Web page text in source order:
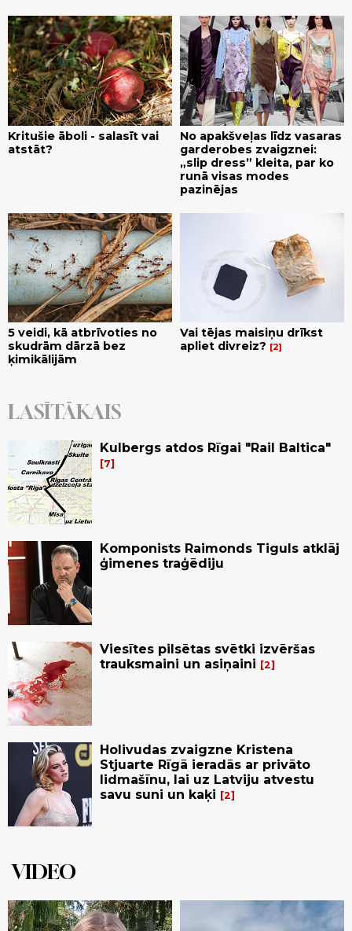
Kritušie āboli - salasīt vai
atstāt?
No apakšveļas līdz vasaras
garderobes zvaigznei:
„slip dress” kleita, par ko
runā visas modes
pazinējas
5 veidi, kā atbrīvoties no
skudrām dārzā bez
ķimikālijām
Vai tējas maisiņu drīkst
apliet divreiz?
2
LASĪTĀKAIS
Kulbergs atdos Rīgai "Rail Baltica"
7
Komponists Raimonds Tiguls atklāj
ģimenes traģēdiju
Viesītes pilsētas svētki izvēršas
trauksmaini un asiņaini
2
Holivudas zvaigzne Kristena
Stjuarte Rīgā ieradās ar privāto
lidmašīnu, lai uz Latviju atvestu
savu suni un kaķi
2
VIDEO